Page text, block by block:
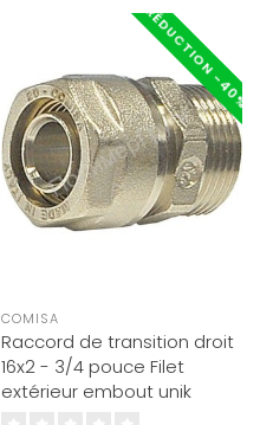
RÉDUCTION -40%
COMISA
Raccord de transition droit
16x2 - 3/4 pouce Filet
extérieur embout unik